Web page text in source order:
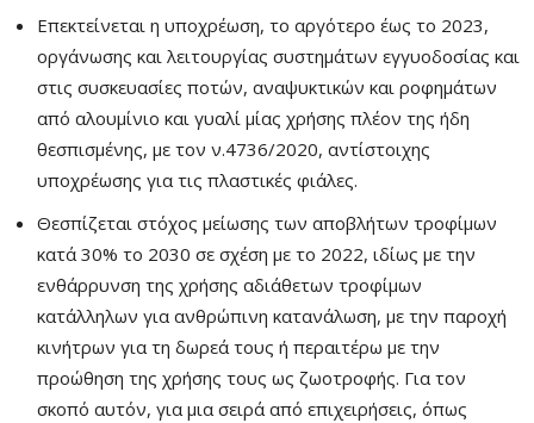
Επεκτείνεται η υποχρέωση, το αργότερο έως το 2023,
οργάνωσης και λειτουργίας συστημάτων εγγυοδοσίας και
στις συσκευασίες ποτών, αναψυκτικών και ροφημάτων
από αλουμίνιο και γυαλί μίας χρήσης πλέον της ήδη
θεσπισμένης, με τον ν.4736/2020, αντίστοιχης
υποχρέωσης για τις πλαστικές φιάλες.
Θεσπίζεται στόχος μείωσης των αποβλήτων τροφίμων
κατά 30% το 2030 σε σχέση με το 2022, ιδίως με την
ενθάρρυνση της χρήσης αδιάθετων τροφίμων
κατάλληλων για ανθρώπινη κατανάλωση, με την παροχή
κινήτρων για τη δωρεά τους ή περαιτέρω με την
προώθηση της χρήσης τους ως ζωοτροφής. Για τον
σκοπό αυτόν, για μια σειρά από επιχειρήσεις, όπως